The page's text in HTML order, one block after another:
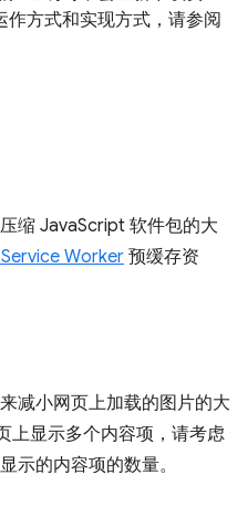
方式和实现方式，请参阅
压缩 JavaScript 软件包的大
Worker预缓存资
来减小网页上加载的图片的大
上显示多个内容项，请考虑
示的内容项的数量。